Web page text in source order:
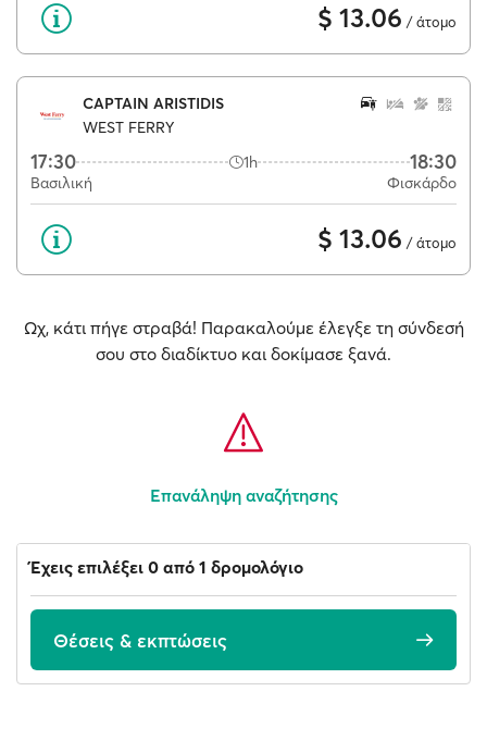
$ 13.06 / άτομο
CAPTAIN ARISTIDIS
WEST FERRY
17:30 1h 18:30
Βασιλική Φισκάρδο
$ 13.06 / άτομο
Ωχ, κάτι πήγε στραβά! Παρακαλούμε έλεγξε τη σύνδεσή
σου στο διαδίκτυο και δοκίμασε ξανά.
Επανάληψη αναζήτησης
Έχεις επιλέξει 0 από 1 δρομολόγιο
Θέσεις & εκπτώσεις